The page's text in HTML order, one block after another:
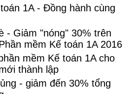
1A - Đồng hành cùng
- Giảm "nóng" 30% trên
mềm Kế toán 1A 2016
mềm Kế toán 1A cho
thành lập
- giảm đến 30% tổng